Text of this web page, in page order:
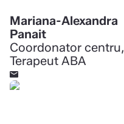
Mariana-Alexandra
Panait
Coordonator centru,
Terapeut ABA